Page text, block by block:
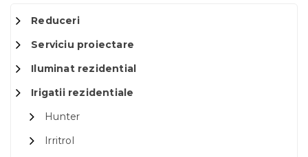
Reduceri
Serviciu proiectare
Iluminat rezidential
Irigatii rezidentiale
Hunter
Irritrol